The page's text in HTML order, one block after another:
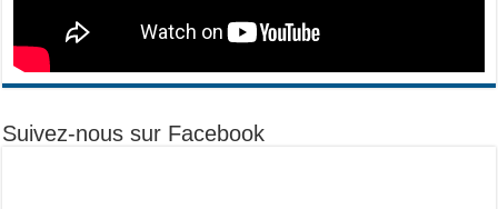
Suivez-nous sur Facebook